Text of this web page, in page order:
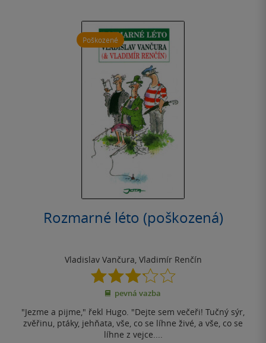
Poškozené
Rozmarné léto (poškozená)
Vladislav Vančura, Vladimír Renčín
3.2
z
5
pevná vazba
"Jezme a pijme," řekl Hugo. "Dejte sem večeři! Tučný sýr,
zvěřinu, ptáky, jehňata, vše, co se líhne živé, a vše, co se
líhne z vejce....